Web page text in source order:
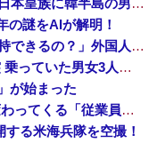
の謎をAIが解明！
「あきれてモノが言えない」「国を維持できるの？」外国人の永住許可要件の厳格化で在日中国人の本音は？
【鹿児島】 突然右折し路面電車と衝突 乗っていた男女3人は車を放置しダッシュで逃走中
が始まった
【イオンモール熊本】 一転して話が変わってくる「従業員の避難誘導の証言が複数」イオン側が社内規定に抵触していた疑い
る米海兵隊を空撮！